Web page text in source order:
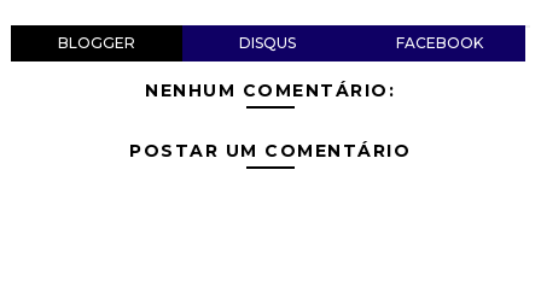
BLOGGER DISQUS FACEBOOK
NENHUM COMENTÁRIO:
POSTAR UM COMENTÁRIO